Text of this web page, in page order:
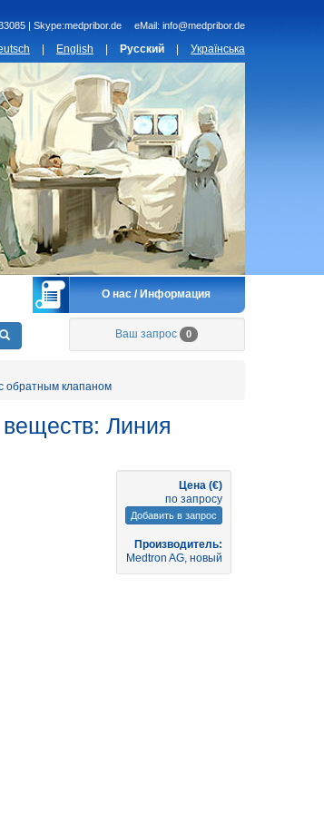
| Skype:medpribor.de eMail: info@medpribor.de
English Русский Українська
О нас / Информация
Ваш запрос 0
обратным клапаном
Линия
Цена (€)
по запросу
Добавить в запрос
Производитель:
Medtron AG, новый